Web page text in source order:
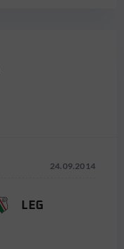
24.09.2014
LEG